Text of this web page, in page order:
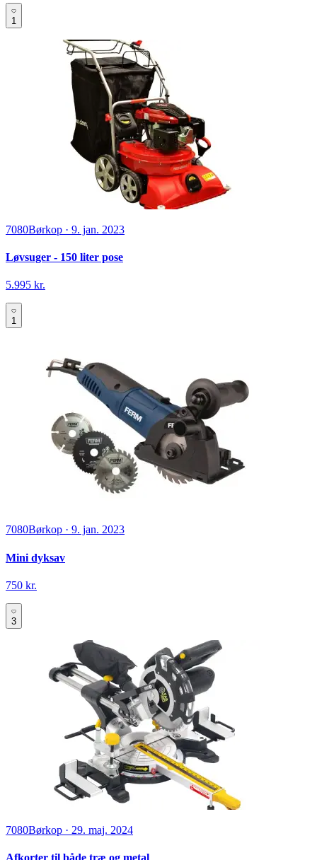
1
7080Børkop · 9. jan. 2023
Løvsuger - 150 liter pose
5.995 kr.
1
7080Børkop · 9. jan. 2023
Mini dyksav
750 kr.
3
7080Børkop · 29. maj. 2024